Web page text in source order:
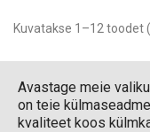
Kuvatakse 1–12 toodet
Avastage meie
on teie
kvaliteet koos